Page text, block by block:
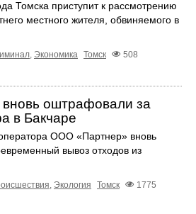
Томска приступит к рассмотрению
местного жителя, обвиняемого в
, Экономика Томск
508
оштрафовали за
в Бакчаре
ООО «Партнер» вновь
вывоз отходов из
, Экология Томск
1775